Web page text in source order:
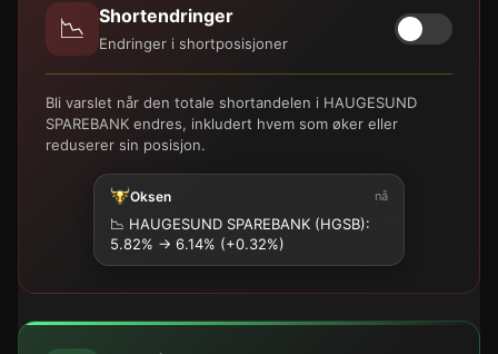
📉 Shortendringer
Endringer i shortposisjoner
Bli varslet når den totale shortandelen i HAUGESUND
SPAREBANK endres, inkludert hvem som øker eller
reduserer sin posisjon.
Oksen nå
📉 HAUGESUND SPAREBANK (HGSB):
5.82% → 6.14% (+0.32%)